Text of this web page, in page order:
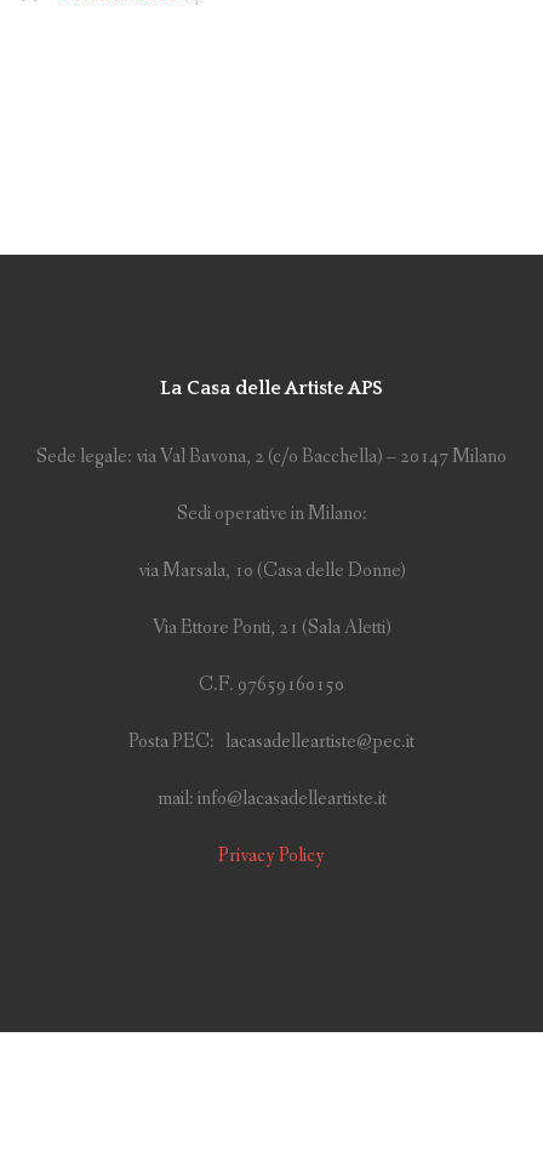
La Casa delle Artiste APS
Sede legale: via Val Bavona, 2 (c/o Bacchella) – 20147 Milano
Sedi operative in Milano:
via Marsala, 10 (Casa delle Donne)
Via Ettore Ponti, 21 (Sala Aletti)
C.F. 97659160150
Posta PEC: lacasadelleartiste@pec.it
mail: info@lacasadelleartiste.it
Privacy Policy